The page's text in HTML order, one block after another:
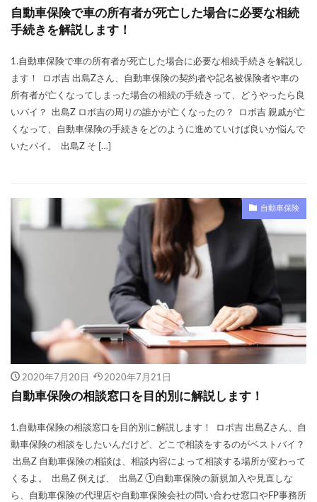
自動車保険で車の所有者が死亡した場合に必要な相続
手続きを解説します！
1.自動車保険で車の所有者が死亡した場合に必要な相続手続きを解説し
ます！ ロボ吉 出島Zさん、自動車保険の契約者や記名被保険者や車の
所有者が亡くなってしまった場合の相続の手続きって、どうやったら良
いバイ？ 出島Z ロボ吉の周りの誰かが亡くなったの？ ロボ吉 親戚が亡
くなって、自動車保険の手続きをどのように進めていけば良いか悩んで
いたバイ。 出島Z そ […]
自動車保険
2020年7月20日 2020年7月21日
自動車保険の相談窓口を目的別に解説します！
1.自動車保険の相談窓口を目的別に解説します！ ロボ吉 出島Zさん、自
動車保険の相談をしたいんだけど、どこで相談をするのがベストバイ？
出島Z 自動車保険の相談は、相談内容によって相談する場所が変わって
くるよ。 出島Z 例えば、 出島Z ①自動車保険の新規加入や見直しな
ら、自動車保険の代理店や自動車保険会社の問い合わせ窓口やFP事務所
オプション お得 キャンペーン クラス
クレーム クレジットカード
シミュレーション スズキ エコノミー
スタート スポーツカー スポット スマホ
セカンドカー セコム(SECOM) セコム損保
セゾン自動車
エアバッグ割引 ドライブレコーダー JA共済
2020 20代 30代 40代
40代におすすめ AIG損保
ALSOK(アルソック） ASV割引
Honda自動車保険あんしんプラン
うつ病 Tポイント
あいおいニッセイ同和損保 あおり運転
アクサダイレクト アジャスター アプリ
インターネット割引 うっかり ちょい得プラン
任意保険 休業損害 休業補償 休止
会社 使用目的 個人賠償 全労済